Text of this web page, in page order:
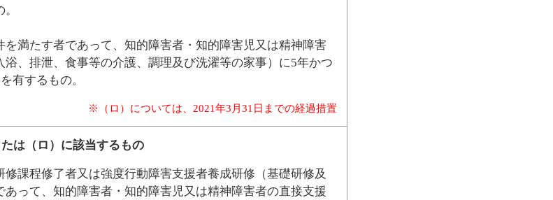
を満たす者であって、知的障害者・知的障害児又は精神障害
浴、排泄、食事等の介護、調理及び洗濯等の家事）に5年かつ
有するもの。
※（ロ）については、2021年3月31日までの経過措置
は（ロ）に該当するもの
修課程修了者又は強度行動障害支援者養成研修（基礎研修及
あって、知的障害者・知的障害児又は精神障害者の直接支援